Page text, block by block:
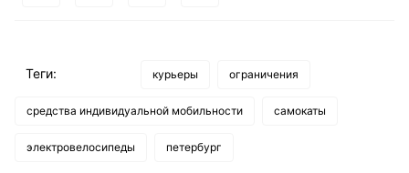
Теги: курьеры ограничения
средства индивидуальной мобильности самокаты
электровелосипеды петербург